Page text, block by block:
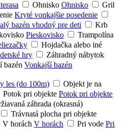
Ohnisko Ohnisko
Gril
Kryté vonkajšie posedenie
bazén vhodný pre deti
Krb
Pieskovisko
Trampolína
Hojdačka alebo iné
hry
Záhradný nábytok
bazén Vonkajší bazén
les (do 100m)
Objekt je na
Potok pri objekte Potok pri objekte
záhrada (okrasná)
Trávnatá plocha pri objekte
V horách V horách Pri vode Pri